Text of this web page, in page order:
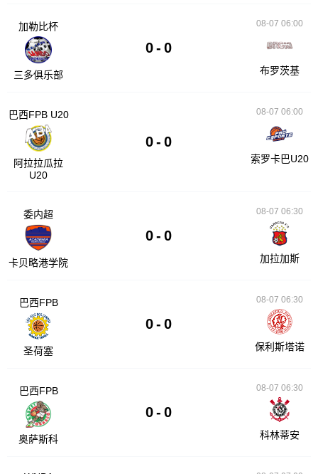
加勒比杯
三多俱乐部
0 - 0
08-07 06:00
布罗茨基
巴西FPB U20
阿拉拉瓜拉
U20
0 - 0
08-07 06:00
索罗卡巴U20
委内超
卡贝略港学院
0 - 0
08-07 06:30
加拉加斯
巴西FPB
圣荷塞
0 - 0
08-07 06:30
保利斯塔诺
巴西FPB
奥萨斯科
0 - 0
08-07 06:30
科林蒂安